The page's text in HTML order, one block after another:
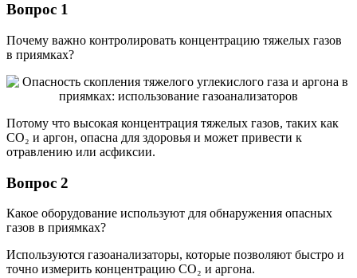
Вопрос 1
Почему важно контролировать концентрацию тяжелых газов
в приямках?
Потому что высокая концентрация тяжелых газов, таких как
СО₂ и аргон, опасна для здоровья и может привести к
отравлению или асфиксии.
Вопрос 2
Какое оборудование используют для обнаружения опасных
газов в приямках?
Используются газоанализаторы, которые позволяют быстро и
точно измерить концентрацию СО₂ и аргона.